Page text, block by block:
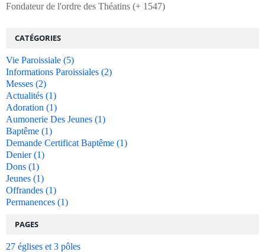
PAGES
27 églises et 3 pôles
CATÉGORIES
Vie Paroissiale (5)
Informations Paroissiales (2)
Messes (2)
Actualités (1)
Adoration (1)
Aumonerie Des Jeunes (1)
Baptême (1)
Demande Certificat Baptême (1)
Denier(1)
Dons (1)
Jeunes (1)
Offrandes (1)
Permanences (1)
Fondateur de l'ordre des Théatins (+ 1547)